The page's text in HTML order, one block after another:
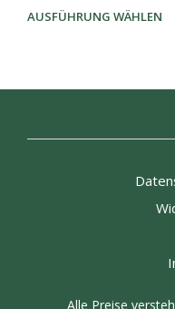
AUSFÜHRUNG WÄHLEN
Alle Preise